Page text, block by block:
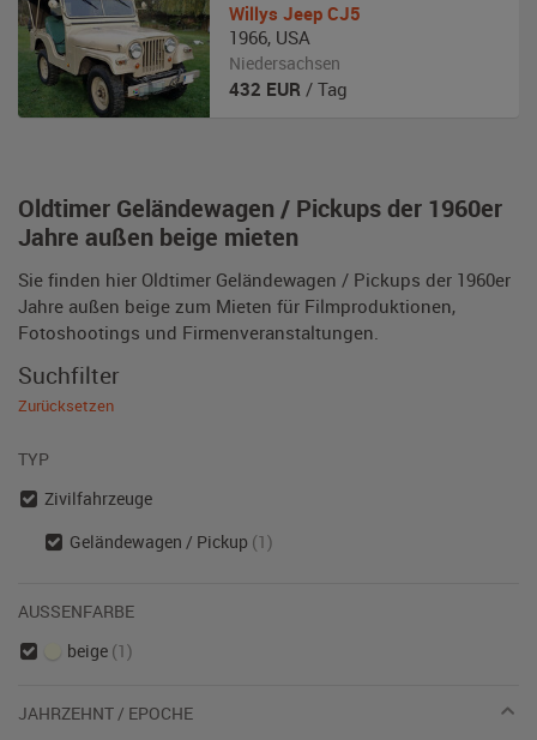
Oldtimer Geländewagen / Pickups der 1960er
Jahre außen beige mieten
Sie finden hier Oldtimer Geländewagen / Pickups der 1960er
Jahre außen beige zum Mieten für Filmproduktionen,
Fotoshootings und Firmenveranstaltungen.
Willys Jeep CJ5
1966, USA
Niedersachsen
432 EUR / Tag
Suchfilter
Zurücksetzen
TYP
Zivilfahrzeuge
Geländewagen / Pickup (1)
AUSSENFARBE
beige (1)
JAHRZEHNT / EPOCHE